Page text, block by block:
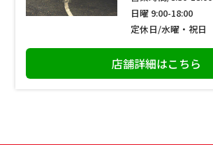
日曜 9:00-18:00
定休日/水曜・祝日
店舗詳細はこちら